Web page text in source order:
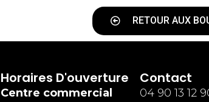
RETOUR AUX
Horaires D'ouverture
Centre commercial
Contact
04 90 13 12